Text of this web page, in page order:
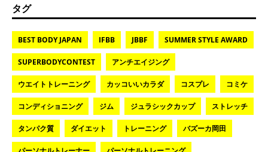
タグ
BEST BODY JAPAN IFBB JBBF SUMMER STYLE AWARD
SUPERBODYCONTEST アンチエイジング
ウエイトトレーニング カッコいいカラダ コスプレ コミケ
コンディショニング ジム ジュラシックカップ ストレッチ
タンパク質 ダイエット トレーニング バズーカ岡田